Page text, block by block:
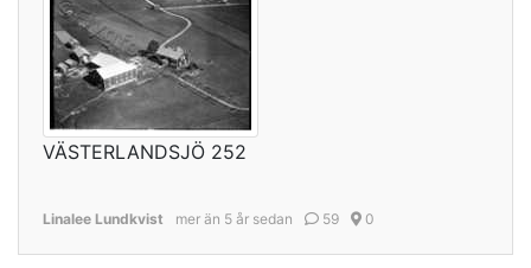
VÄSTERLANDSJÖ 252
Linalee Lundkvist mer än 5 år sedan 59 0